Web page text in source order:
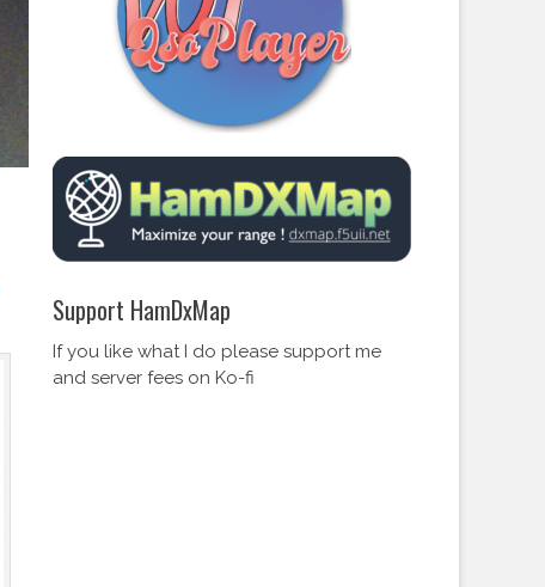
Support HamDxMap
If you like what I do please support me
and server fees on Ko-fi